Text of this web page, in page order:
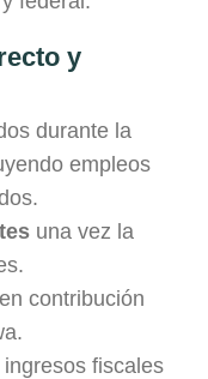
y
durante la
empleos
una vez la
en contribución
ingresos fiscales